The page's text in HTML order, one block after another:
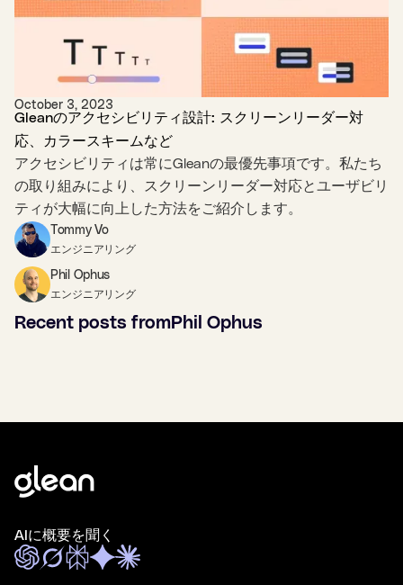
Recent posts fromPhil Ophus
October 3, 2023
Gleanのアクセシビリティ設計: スクリーンリーダー対
応、カラースキームなど
アクセシビリティは常にGleanの最優先事項です。私たち
の取り組みにより、スクリーンリーダー対応とユーザビリ
ティが大幅に向上した方法をご紹介します。
Tommy Vo
エンジニアリング
Phil Ophus
エンジニアリング
AIに概要を聞く